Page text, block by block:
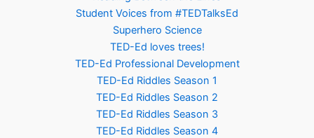
Student Voices from #TEDTalksEd
Superhero Science
TED-Ed loves trees!
TED-Ed Professional Development
TED-Ed Riddles Season 1
TED-Ed Riddles Season 2
TED-Ed Riddles Season 3
TED-Ed Riddles Season 4